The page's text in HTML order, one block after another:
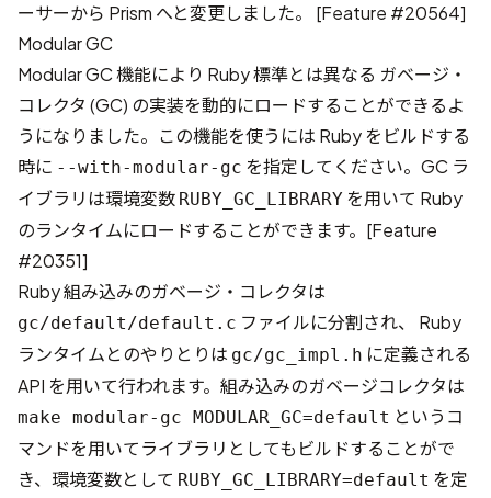
ーサーから Prism へと変更しました。 [Feature #20564]
Modular GC
Modular GC 機能により Ruby 標準とは異なる ガベージ・
コレクタ (GC) の実装を動的にロードすることができるよ
うになりました。この機能を使うには Ruby をビルドする
時に --with-modular-gc を指定してください。GC ラ
イブラリは環境変数 RUBY_GC_LIBRARY を用いて Ruby
のランタイムにロードすることができます。[Feature
#20351]
Ruby 組み込みのガベージ・コレクタは
gc/default/default.c ファイルに分割され、 Ruby
ランタイムとのやりとりは gc/gc_impl.h に定義される
API を用いて行われます。組み込みのガベージコレクタは
make modular-gc MODULAR_GC=default というコ
マンドを用いてライブラリとしてもビルドすることがで
き、環境変数として RUBY_GC_LIBRARY=default を定